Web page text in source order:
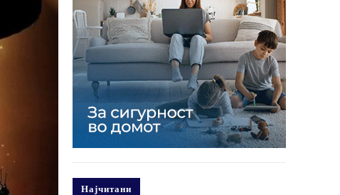
Најчитани